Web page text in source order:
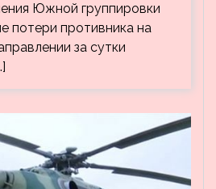
Южной группировки
потери противника на
за сутки